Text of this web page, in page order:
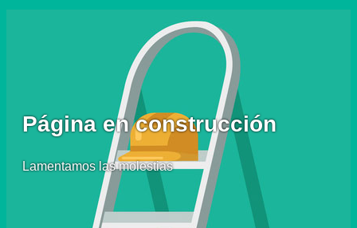
Página en construcción
Lamentamos las molestias